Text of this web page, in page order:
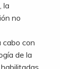
la
no
cabo con
de la